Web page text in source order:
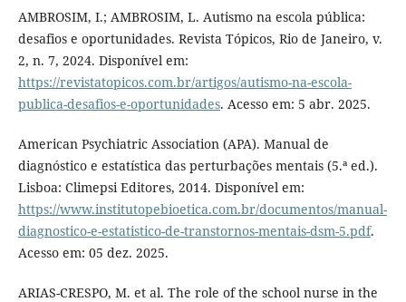
AMBROSIM, I.; AMBROSIM, L. Autismo na escola pública:
desafios e oportunidades. Revista Tópicos, Rio de Janeiro, v.
2, n. 7, 2024. Disponível em:
https://revistatopicos.com.br/artigos/autismo-na-escola-
publica-desafios-e-oportunidades. Acesso em: 5 abr. 2025.
American Psychiatric Association (APA). Manual de
diagnóstico e estatística das perturbações mentais (5.ª ed.).
Lisboa: Climepsi Editores, 2014. Disponível em:
https://www.institutopebioetica.com.br/documentos/manual-
diagnostico-e-estatistico-de-transtornos-mentais-dsm-5.pdf.
Acesso em: 05 dez. 2025.
ARIAS-CRESPO, M. et al. The role of the school nurse in the